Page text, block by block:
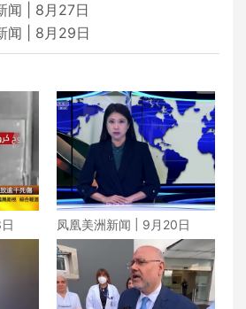
闻 | 8月27日
闻 | 8月29日
凤凰美洲新闻 | 9月20日